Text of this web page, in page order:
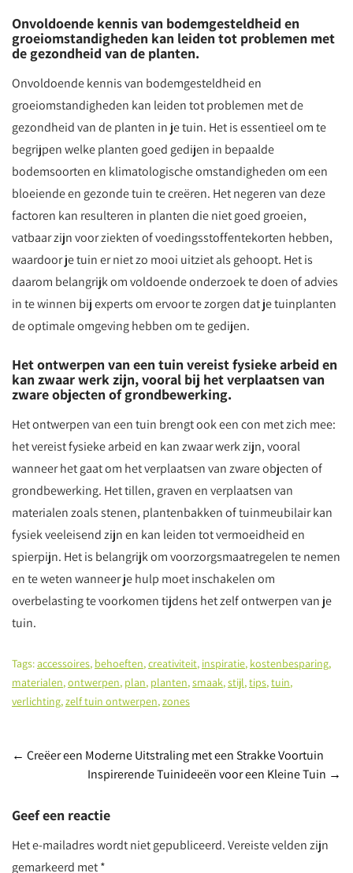
Onvoldoende kennis van bodemgesteldheid en
groeiomstandigheden kan leiden tot problemen met
de gezondheid van de planten.
Onvoldoende kennis van bodemgesteldheid en
groeiomstandigheden kan leiden tot problemen met de
gezondheid van de planten in je tuin. Het is essentieel om te
begrijpen welke planten goed gedijen in bepaalde
bodemsoorten en klimatologische omstandigheden om een
bloeiende en gezonde tuin te creëren. Het negeren van deze
factoren kan resulteren in planten die niet goed groeien,
vatbaar zijn voor ziekten of voedingsstoffentekorten hebben,
waardoor je tuin er niet zo mooi uitziet als gehoopt. Het is
daarom belangrijk om voldoende onderzoek te doen of advies
in te winnen bij experts om ervoor te zorgen dat je tuinplanten
de optimale omgeving hebben om te gedijen.
Het ontwerpen van een tuin vereist fysieke arbeid en
kan zwaar werk zijn, vooral bij het verplaatsen van
zware objecten of grondbewerking.
Het ontwerpen van een tuin brengt ook een con met zich mee:
het vereist fysieke arbeid en kan zwaar werk zijn, vooral
wanneer het gaat om het verplaatsen van zware objecten of
grondbewerking. Het tillen, graven en verplaatsen van
materialen zoals stenen, plantenbakken of tuinmeubilair kan
fysiek veeleisend zijn en kan leiden tot vermoeidheid en
spierpijn. Het is belangrijk om voorzorgsmaatregelen te nemen
en te weten wanneer je hulp moet inschakelen om
overbelasting te voorkomen tijdens het zelf ontwerpen van je
tuin.
Tags:accessoires, behoeften,creativiteit, inspiratie, kostenbesparing,
materialen,ontwerpen, plan, planten,smaak,stijl,tips,tuin,
verlichting,zelf tuin ontwerpen,zones
Post
navigation
← Creëer een Moderne Uitstraling met een Strakke Voortuin
Inspirerende Tuinideeën voor een Kleine Tuin →
Geef een reactie
Het e-mailadres wordt niet gepubliceerd.Vereiste velden zijn
gemarkeerd met*